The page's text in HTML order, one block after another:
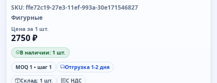
SKU: ffe72c19-27e3-11ef-993a-30e171546827
Фигурные
Цена за 1 шт.
2750 ₽
В наличии: 1 шт.
MOQ 1 • шаг 1
Отгрузка 1-2 дня
Склад: 1 шт.
С НДС